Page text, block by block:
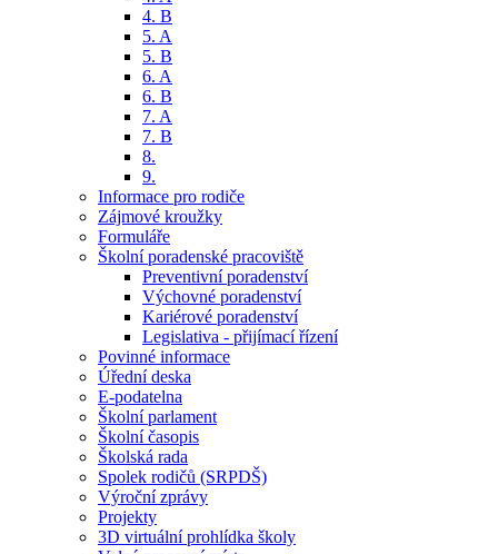
4. B
5. A
5. B
6. A
6. B
7. A
7. B
8.
9.
Informace pro rodiče
Zájmové kroužky
Formuláře
Školní poradenské pracoviště
Preventivní poradenství
Výchovné poradenství
Kariérové poradenství
Legislativa - přijímací řízení
Povinné informace
Úřední deska
E-podatelna
Školní parlament
Školní časopis
Školská rada
Spolek rodičů (SRPDŠ)
Výroční zprávy
Projekty
3D virtuální prohlídka školy